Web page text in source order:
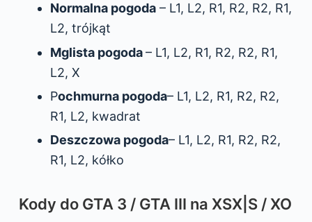
Normalna pogoda– L1, L2, R1, R2, R2, R1,
L2, trójkąt
Mglista pogoda– L1, L2, R1, R2, R2, R1,
L2, X
Pochmurna pogoda– L1, L2, R1, R2, R2,
R1, L2, kwadrat
Deszczowa pogoda– L1, L2, R1, R2, R2,
R1, L2, kółko
Kody do GTA 3 / GTA III na XSX|S / XO